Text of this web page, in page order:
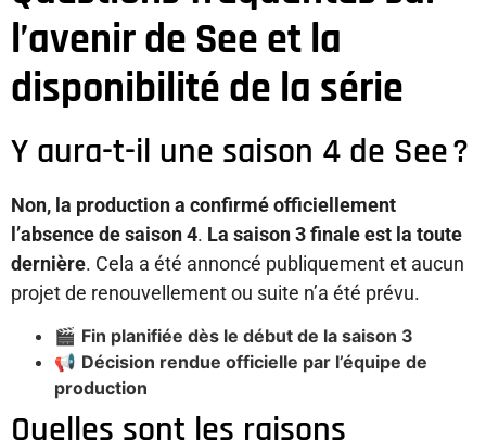
l’avenir de See et la
disponibilité de la série
Y aura-t-il une saison 4 de See ?
Non, la production a confirmé officiellement
l’absence de saison 4. La saison 3 finale est la toute
dernière. Cela a été annoncé publiquement et aucun
projet de renouvellement ou suite n’a été prévu.
🎬 Fin planifiée dès le début de la saison 3
📢 Décision rendue officielle par l’équipe de
production
Quelles sont les raisons